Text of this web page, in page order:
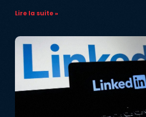
Lire la suite »